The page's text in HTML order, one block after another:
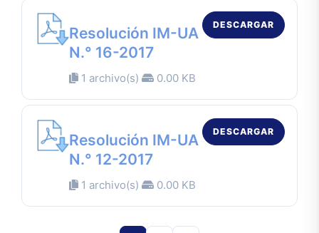
Resolución IM-UA
N.° 16-2017
1 archivo(s) 0.00 KB
DESCARGAR
Resolución IM-UA
N.° 12-2017
1 archivo(s) 0.00 KB
DESCARGAR